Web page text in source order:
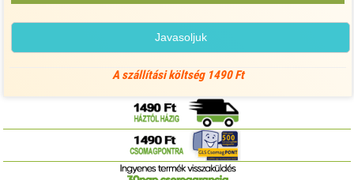
Javasoljuk
A szállítási költség 1490 Ft